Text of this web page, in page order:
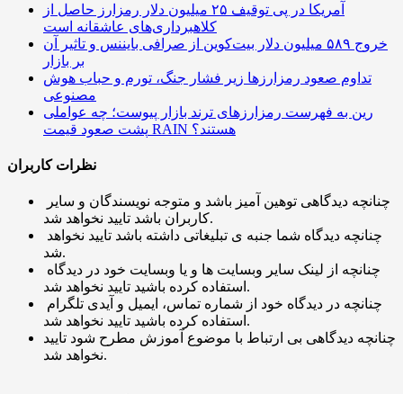
آمریکا در پی توقیف ۲۵ میلیون دلار رمزارز حاصل از
کلاهبرداری‌های عاشقانه است
خروج ۵۸۹ میلیون دلار بیت‌کوین از صرافی بایننس و تاثیر آن
بر بازار
تداوم صعود رمزارزها زیر فشار جنگ، تورم و حباب هوش
مصنوعی
رین به فهرست رمزارزهای ترند بازار پیوست؛ چه عواملی
پشت صعود قیمت RAIN هستند؟
نظرات کاربران
کاربران باشد تایید نخواهد شد.
شد.
استفاده کرده باشید تایید نخواهد شد.
استفاده کرده باشید تایید نخواهد شد.
چنانچه دیدگاهی بی ارتباط با موضوع آموزش مطرح شود تایید
نخواهد شد.